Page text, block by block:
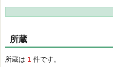
所蔵
所蔵は 1 件です。